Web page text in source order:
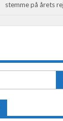
stemme på årets